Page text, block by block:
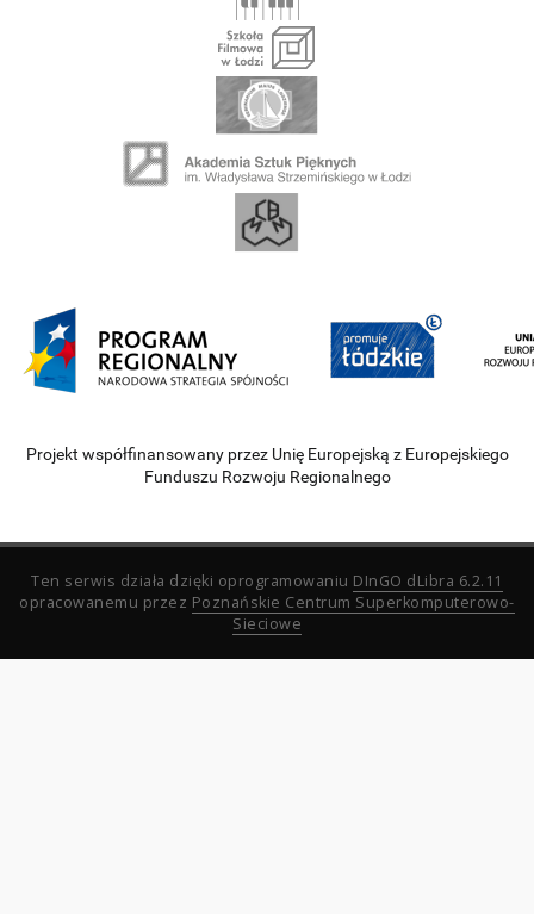
Projekt współfinansowany przez Unię Europejską z Europejskiego
Funduszu Rozwoju Regionalnego
Ten serwis działa dzięki oprogramowaniu DInGO dLibra 6.2.11
opracowanemu przez Poznańskie Centrum Superkomputerowo-
Sieciowe